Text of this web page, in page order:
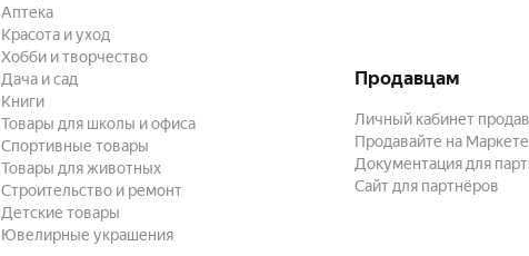
Аптека
Красота и уход
Хобби и творчество
Дача и сад
Книги
Товары для школы и офиса
Спортивные товары
Товары для животных
Строительство и ремонт
Детские товары
Ювелирные украшения
Продавцам
Личный кабинет
Продавайте на Маркете
Документация для
Сайт для партнёров